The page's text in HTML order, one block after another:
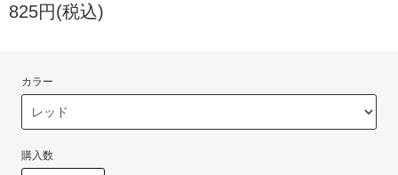
825円(税込)
カラー
購入数